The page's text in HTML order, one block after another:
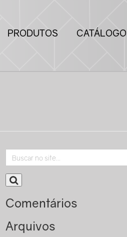
PRODUTOS CATÁLOGO
Comentários
Arquivos